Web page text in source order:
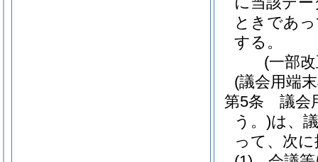
ときであ
する。
(一部
(議会用端
第5条
議会
う。)は、
って、次